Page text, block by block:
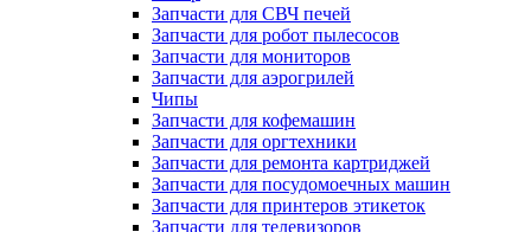
Запчасти для СВЧ печей
Запчасти для робот пылесосов
Запчасти для мониторов
Запчасти для аэрогрилей
Чипы
Запчасти для кофемашин
Запчасти для оргтехники
Запчасти для ремонта картриджей
Запчасти для посудомоечных машин
Запчасти для принтеров этикеток
Запчасти для телевизоров